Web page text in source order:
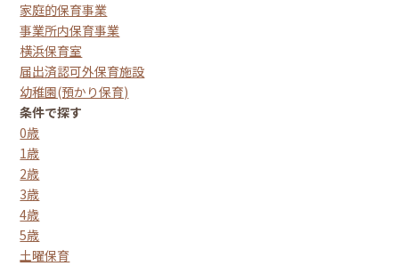
家庭的保育事業
事業所内保育事業
横浜保育室
届出済認可外保育施設
幼稚園(預かり保育)
条件で探す
0歳
1歳
2歳
3歳
4歳
5歳
土曜保育